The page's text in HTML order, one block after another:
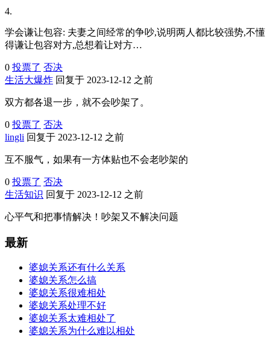
4.
学会谦让包容: 夫妻之间经常的争吵,说明两人都比较强势,不懂
得谦让包容对方,总想着让对方…
0 投票了 否决
生活大爆炸 回复于 2023-12-12 之前
双方都各退一步，就不会吵架了。
0 投票了 否决
lingli 回复于 2023-12-12 之前
互不服气，如果有一方体贴也不会老吵架的
0 投票了 否决
生活知识 回复于 2023-12-12 之前
心平气和把事情解决！吵架又不解决问题
最新
婆媳关系还有什么关系
婆媳关系怎么搞
婆媳关系很难相处
婆媳关系处理不好
婆媳关系太难相处了
婆媳关系为什么难以相处